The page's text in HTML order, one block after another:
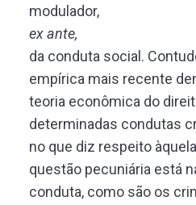
modulador,
ex ante,
da conduta social.
empírica mais recente
teoria econômica do
determinadas condutas
no que diz respeito
questão pecuniária está
conduta, como são os